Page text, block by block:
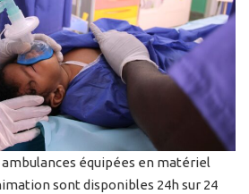
ambulances équipées en matériel
sont disponibles 24h sur 24